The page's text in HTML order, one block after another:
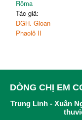
Rôma
Tác giả:
ĐGH. Gioan
Phaolô II
DÒNG CHỊ EM
Trung Linh - Xuân